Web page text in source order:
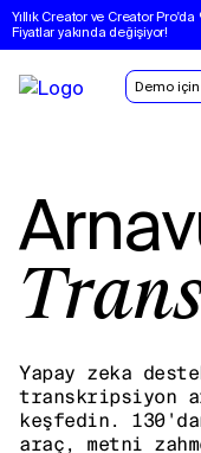
Yıllık Creator ve Creator
Fiyatlar yakında değişiyor!
Demo için
Yapay zeka
transkripsiyon
keşfedin.
araç, metni